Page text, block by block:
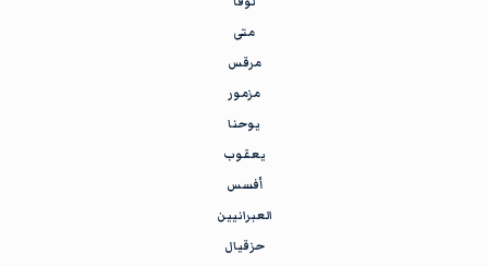
متى
مرقس
مزمور
يوحنا
يعقوب
أفسس
العبرانيين
حزقيال